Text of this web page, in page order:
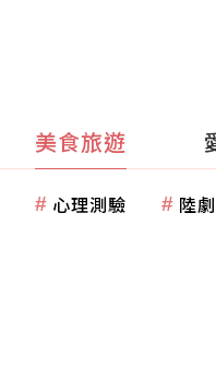
美食旅遊
心理測驗 陸劇